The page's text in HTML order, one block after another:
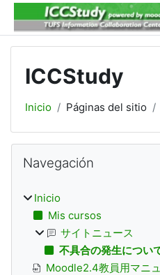
Salta al contenido principal
ICCStudy
Inicio Páginas del sitio
Bloques
Navegación
Inicio
Mis cursos
サイトニュース
不具合の発生につい
Moodle2.4教員用マニュ